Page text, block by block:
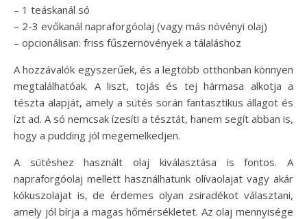
– 1 teáskanál só
– 2-3 evőkanál napraforgóolaj (vagy más növényi olaj)
– opcionálisan: friss fűszernövények a tálaláshoz
A hozzávalók egyszerűek, és a legtöbb otthonban könnyen
megtalálhatóak. A liszt, tojás és tej hármasa alkotja a
tészta alapját, amely a sütés során fantasztikus állagot és
ízt ad. A só nemcsak ízesíti a tésztát, hanem segít abban is,
hogy a pudding jól megemelkedjen.
A sütéshez használt olaj kiválasztása is fontos. A
napraforgóolaj mellett használhatunk olívaolajat vagy akár
kókuszolajat is, de érdemes olyan zsiradékot választani,
amely jól bírja a magas hőmérsékletet. Az olaj mennyisége